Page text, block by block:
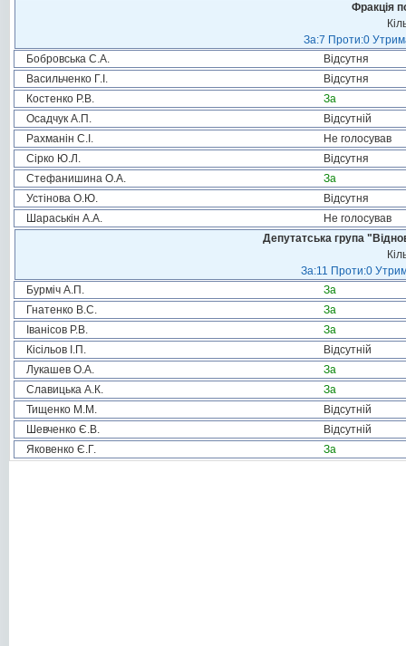
Фракція
За:7 Проти:0
Бобровська С.А.
Відсутня
Васильченко Г.І.
Відсутня
Костенко Р.В.
За
Осадчук А.П.
Відсутній
Рахманін С.І.
Не голосував
Сірко Ю.Л.
Відсутня
Стефанишина О.А.
За
Устінова О.Ю.
Відсутня
Шараськін А.А.
Не голосував
Депутатська група
За:11 Проти:0
Бурміч А.П.
За
Гнатенко В.С.
За
Іванісов Р.В.
За
Кісільов І.П.
Відсутній
Лукашев О.А.
За
Славицька А.К.
За
Тищенко М.М.
Відсутній
Шевченко Є.В.
Відсутній
Яковенко Є.Г.
За